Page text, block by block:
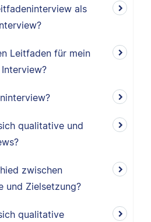
als
Leitfaden für mein
qualitative und
zwischen
und Zielsetzung?
qualitative